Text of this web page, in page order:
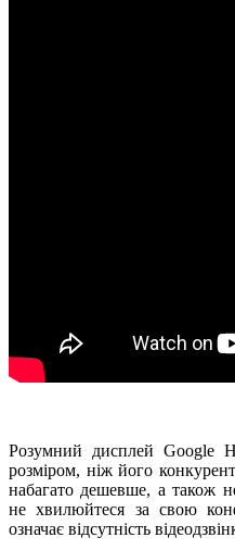
Розумний дисплей Google
розміром, ніж його
набагато дешевше, а також
не хвилюйтеся за свою
означає відсутність